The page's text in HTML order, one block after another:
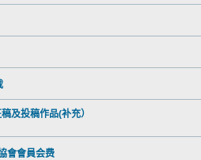
及投稿作品(补充）
會會員会费